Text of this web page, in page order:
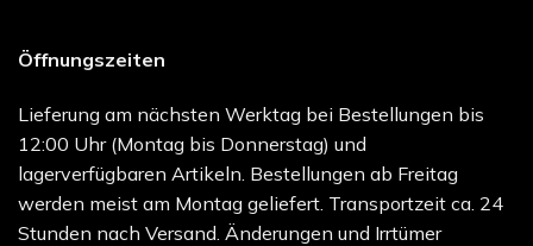
Öffnungszeiten
Lieferung am nächsten Werktag bei Bestellungen bis
12:00 Uhr (Montag bis Donnerstag) und
lagerverfügbaren Artikeln. Bestellungen ab Freitag
werden meist am Montag geliefert. Transportzeit ca. 24
Stunden nach Versand. Änderungen und Irrtümer